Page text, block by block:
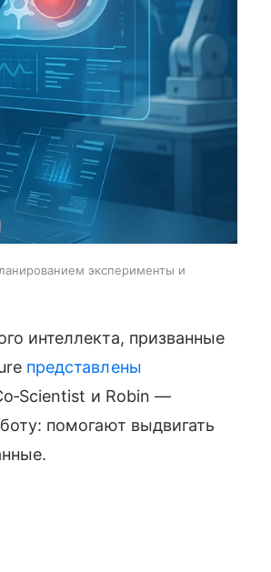
эксперименты и
интеллекта, призванные
представлены
и Robin —
помогают выдвигать